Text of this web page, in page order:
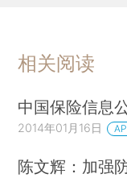
相关阅读
中国保险信息
2014年01月16日
陈文辉：加强